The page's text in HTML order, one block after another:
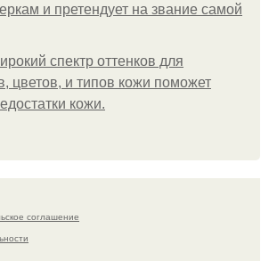
и претендует на звание самой
спектр оттенков для
цветов, и типов кожи поможет
кожи.
соглашение